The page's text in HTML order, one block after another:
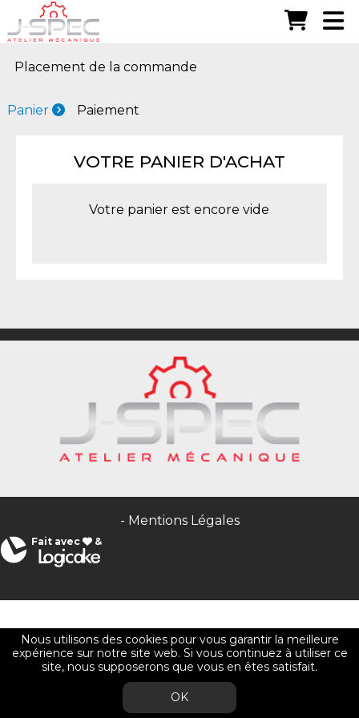
Placement de la commande
Panier Paiement
VOTRE PANIER D'ACHAT
Votre panier est encore vide
- Mentions Légales
Fait avec &
Nous utilisons des cookies pour vous garantir la meilleure
expérience sur notre site web. Si vous continuez à utiliser ce
site, nous supposerons que vous en êtes satisfait.
OK